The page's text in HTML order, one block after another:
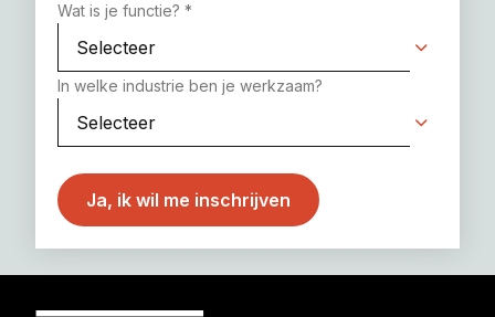
Wat is je functie? *
In welke industrie ben je werkzaam?